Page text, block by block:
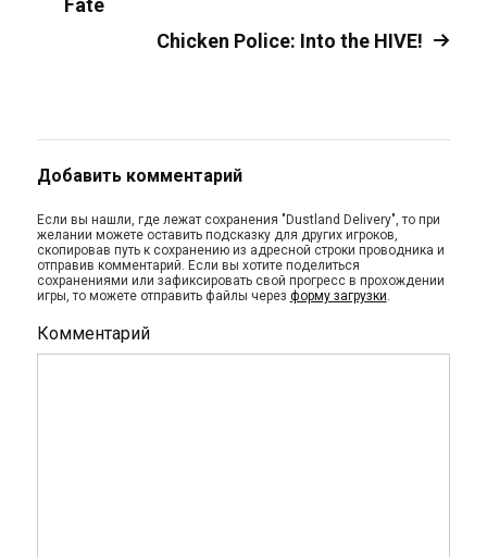
Fate
Chicken Police: Into the HIVE!
Добавить комментарий
Если вы нашли, где лежат сохранения "Dustland Delivery", то при
желании можете оставить подсказку для других игроков,
скопировав путь к сохранению из адресной строки проводника и
отправив комментарий. Если вы хотите поделиться
сохранениями или зафиксировать свой прогресс в прохождении
игры, то можете отправить файлы через форму загрузки.
Комментарий